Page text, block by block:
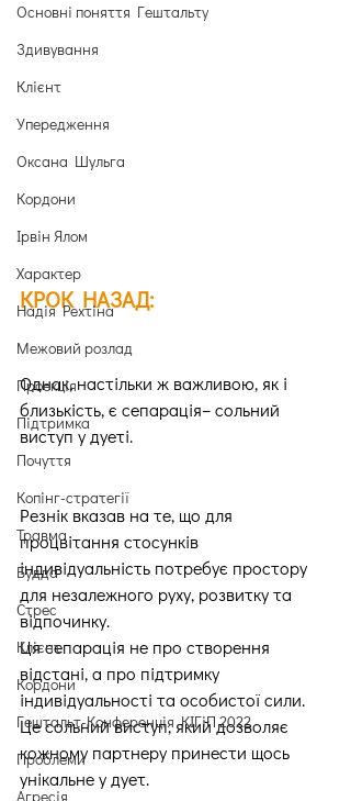
Основні поняття Гештальту
Здивування
Клієнт
Упередження
Оксана Шульга
Кордони
Ірвін Ялом
Характер
Надія Рехтіна
Межовий розлад
Проекція
Підтримка
Почуття
Копінг-стратегії
Травма
Будда
Стрес
Клієнт
Кордони
Гештальт-Конференція КІГіП 2022
Проблеми
Агресія
КРОК НАЗАД:
Однак, настільки ж важливою, як і
близькість, є сепарація– сольний
виступ у дуеті.
Резнік вказав на те, що для
процвітання стосунків
індивідуальність потребує простору
для незалежного руху, розвитку та
відпочинку.
Ця сепарація не про створення
відстані, а про підтримку
індивідуальності та особистої сили.
Це сольний виступ, який дозволяє
кожному партнеру принести щось
унікальне у дует.